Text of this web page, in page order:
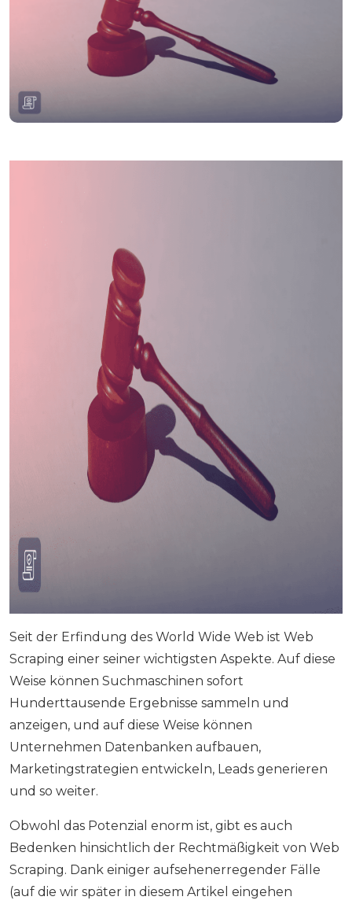
Seit der Erfindung des World Wide Web ist Web
Scraping einer seiner wichtigsten Aspekte. Auf diese
Weise können Suchmaschinen sofort
Hunderttausende Ergebnisse sammeln und
anzeigen, und auf diese Weise können
Unternehmen Datenbanken aufbauen,
Marketingstrategien entwickeln, Leads generieren
und so weiter.
Obwohl das Potenzial enorm ist, gibt es auch
Bedenken hinsichtlich der Rechtmäßigkeit von Web
Scraping. Dank einiger aufsehenerregender Fälle
(auf die wir später in diesem Artikel eingehen